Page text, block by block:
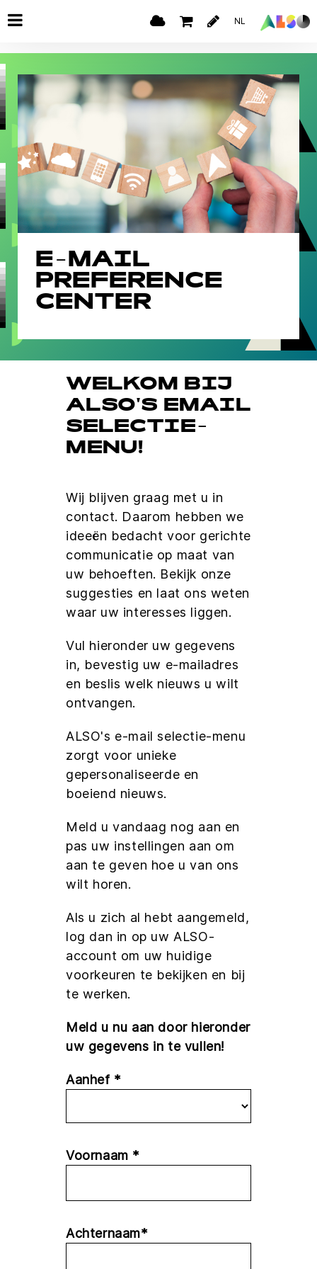
NL
E-MAIL
PREFERENCE
CENTER
WELKOM BIJ
ALSO'S EMAIL
SELECTIE-
MENU!
Wij blijven graag met u in
contact. Daarom hebben we
ideeën bedacht voor gerichte
communicatie op maat van
uw behoeften. Bekijk onze
suggesties en laat ons weten
waar uw interesses liggen.
Vul hieronder uw gegevens
in, bevestig uw e-mailadres
en beslis welk nieuws u wilt
ontvangen.
ALSO's e-mail selectie-menu
zorgt voor unieke
gepersonaliseerde en
boeiend nieuws.
Meld u vandaag nog aan en
pas uw instellingen aan om
aan te geven hoe u van ons
wilt horen.
Als u zich al hebt aangemeld,
log dan in op uw ALSO-
account om uw huidige
voorkeuren te bekijken en bij
te werken.
Meld u nu aan door hieronder
uw gegevens in te vullen!
Aanhef *
Voornaam *
Achternaam*